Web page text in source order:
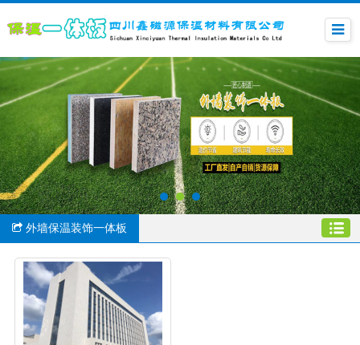
外墙保温装饰一体板